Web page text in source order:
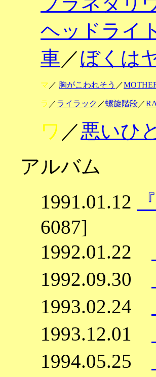
ヘッドライ
車／ぼくは
マ ／ 胸がこわれそう ／
ラ ／ライラック ／螺旋階段／
ワ ／悪いひ
アルバム
1991.01.12
6087]
1992.01.22
1992.09.30
1993.02.24
1993.12.01
1994.05.25